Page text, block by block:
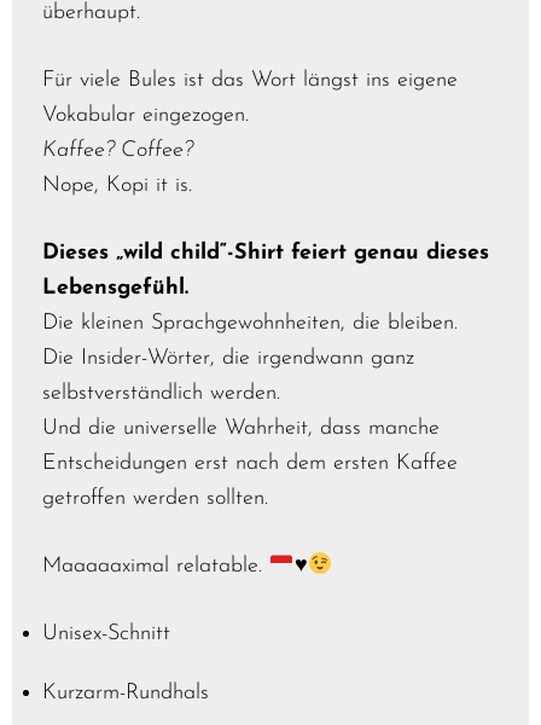
überhaupt.
Für viele Bules ist das Wort längst ins eigene
Vokabular eingezogen.
Kaffee? Coffee?
Nope, Kopi it is.
Dieses „wild child“-Shirt feiert genau dieses
Lebensgefühl.
Die kleinen Sprachgewohnheiten, die bleiben.
Die Insider-Wörter, die irgendwann ganz
selbstverständlich werden.
Und die universelle Wahrheit, dass manche
Entscheidungen erst nach dem ersten Kaffee
getroffen werden sollten.
Maaaaaximal relatable. ♥️
Unisex-Schnitt
Kurzarm-Rundhals